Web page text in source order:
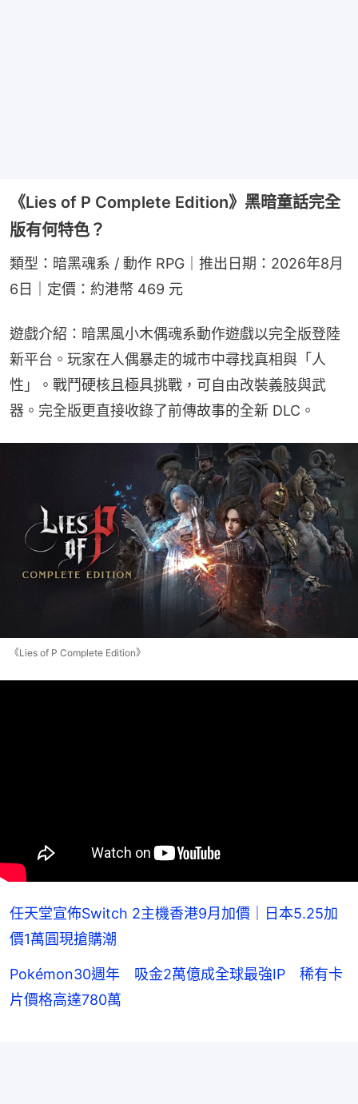
《Lies of P Complete Edition》黑暗童話完全
版有何特色？
類型：暗黑魂系 / 動作 RPG｜推出日期：2026年8月
6日｜定價：約港幣 469 元
遊戲介紹：暗黑風小木偶魂系動作遊戲以完全版登陸
新平台。玩家在人偶暴走的城市中尋找真相與「人
性」。戰鬥硬核且極具挑戰，可自由改裝義肢與武
器。完全版更直接收錄了前傳故事的全新 DLC。
《Lies of P Complete Edition》
任天堂宣佈Switch 2主機香港9月加價｜日本5.25加
價1萬圓現搶購潮
Pokémon30週年 吸金2萬億成全球最強IP 稀有卡
片價格高達780萬